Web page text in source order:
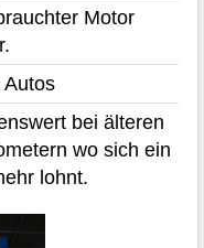
Motor
bei älteren
wo sich ein
lohnt.